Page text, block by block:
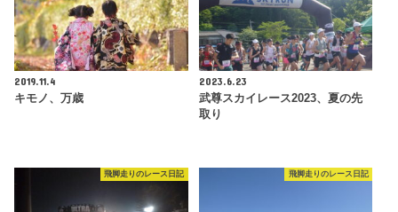
2019.11.4
キモノ、万歳
2023.6.23
武尊スカイレース2023、夏の先
取り
飛脚走りのレース日記 飛脚走りのレース日記